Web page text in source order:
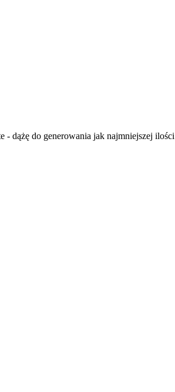
dążę do generowania jak najmniejszej